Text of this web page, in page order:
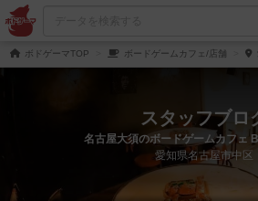
ボドゲーマTOP ボードゲームカフェ/店舗
スタッフブロ
名古屋大須のボードゲームカフェ
愛知県名古屋市中区